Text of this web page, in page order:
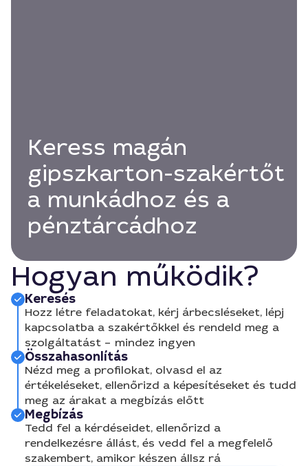
Keress magán
gipszkarton-szakértőt
a munkádhoz és a
pénztárcádhoz
Hogyan működik?
Keresés
Hozz létre feladatokat, kérj árbecsléseket, lépj
kapcsolatba a szakértőkkel és rendeld meg a
szolgáltatást – mindez ingyen
Összahasonlítás
Nézd meg a profilokat, olvasd el az
értékeléseket, ellenőrizd a képesítéseket és tudd
meg az árakat a megbízás előtt
Megbízás
Tedd fel a kérdéseidet, ellenőrizd a
rendelkezésre állást, és vedd fel a megfelelő
szakembert, amikor készen állsz rá